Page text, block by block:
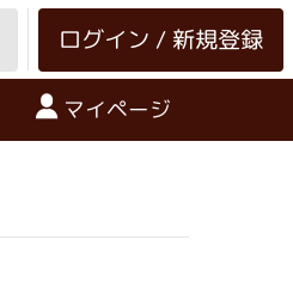
ログイン / 新規登録
マイページ